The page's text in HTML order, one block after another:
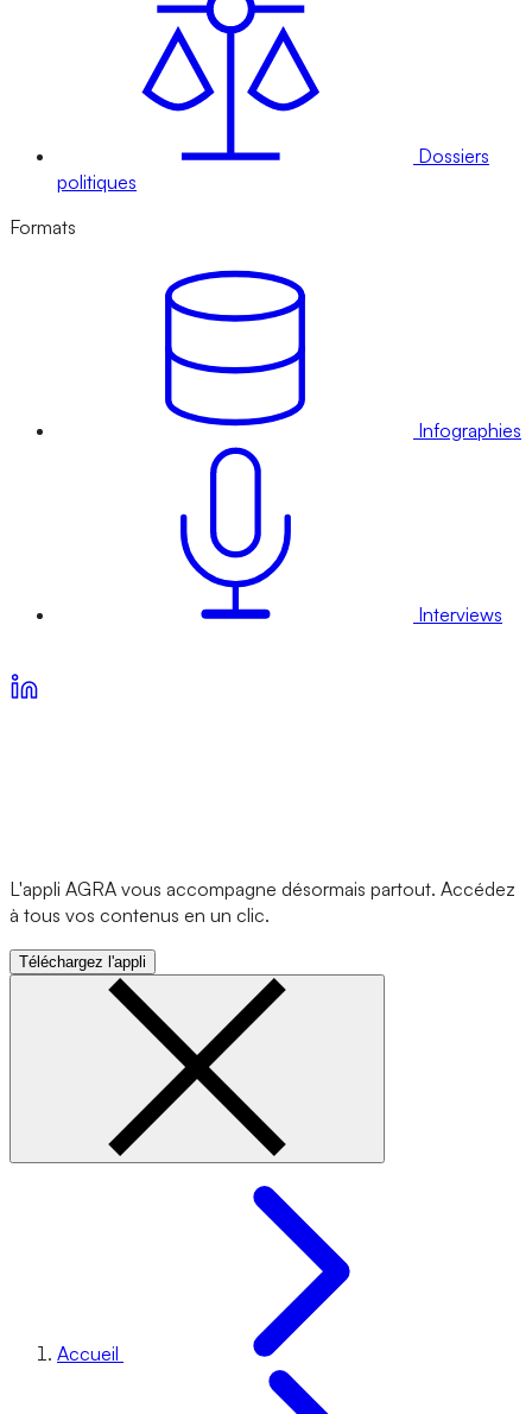
Dossiers
politiques
Formats
Infographies
Interviews
L'appli AGRA vous accompagne désormais partout. Accédez
à tous vos contenus en un clic.
Téléchargez l'appli
Accueil